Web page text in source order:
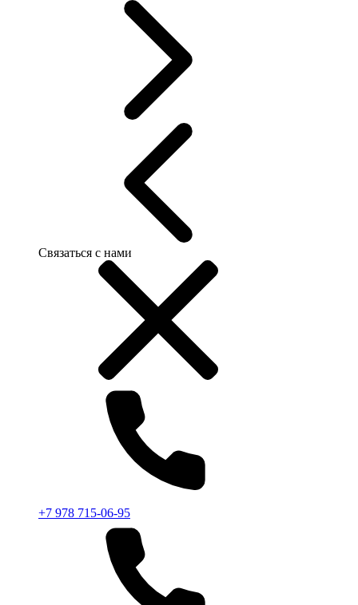
Связаться с нами
+7 978 715-06-95